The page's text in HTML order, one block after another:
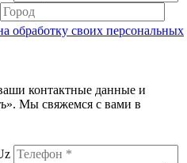
обработку своих персональных
контактные данные и
Мы свяжемся с вами в